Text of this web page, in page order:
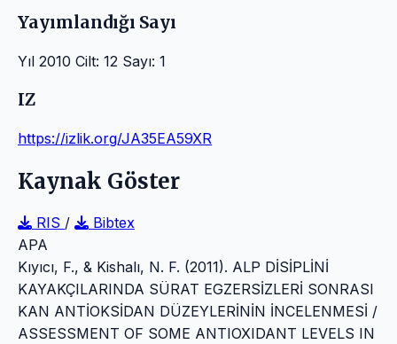
Yayımlandığı Sayı
Yıl 2010 Cilt: 12 Sayı: 1
IZ
https://izlik.org/JA35EA59XR
Kaynak Göster
RIS /
Bibtex
APA
Kıyıcı, F., & Kishalı, N. F. (2011). ALP DİSİPLİNİ
KAYAKÇILARINDA SÜRAT EGZERSİZLERİ SONRASI
KAN ANTİOKSİDAN DÜZEYLERİNİN İNCELENMESİ /
ASSESSMENT OF SOME ANTIOXIDANT LEVELS IN